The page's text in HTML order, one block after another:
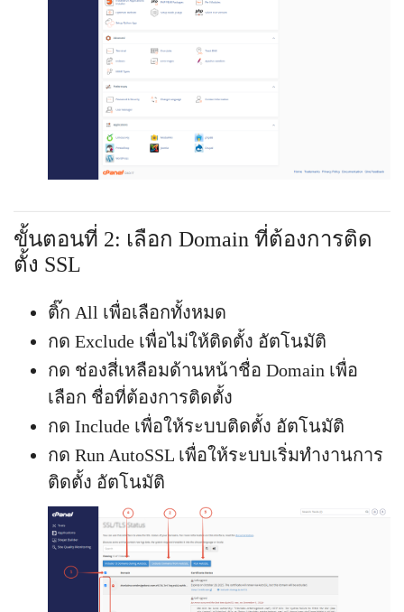
ขั้นตอนที่ 2: เลือก Domain ที่ต้องการติด
ตั้ง SSL
ติ๊ก All เพื่อเลือกทั้งหมด
กด Exclude เพื่อไม่ให้ติดตั้ง อัตโนมัติ
กด ช่องสี่เหลือมด้านหน้าชื่อ Domain เพื่อ
เลือก ชื่อที่ต้องการติดตั้ง
กด Include เพื่อให้ระบบติดตั้ง อัตโนมัติ
กด Run AutoSSL เพื่อให้ระบบเริ่มทำงานการ
ติดตั้ง อัตโนมัติ